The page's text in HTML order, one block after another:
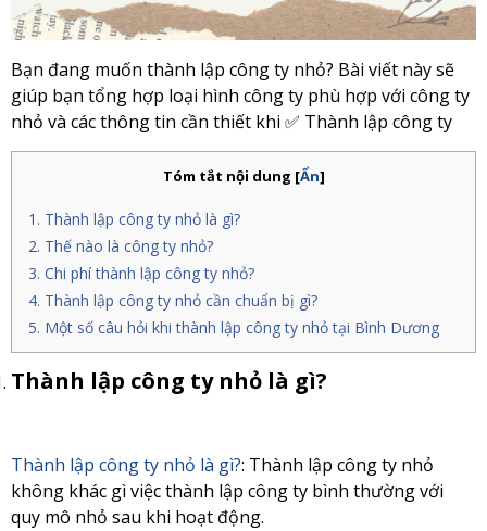
Bạn đang muốn thành lập công ty nhỏ? Bài viết này sẽ
giúp bạn tổng hợp loại hình công ty phù hợp với công ty
nhỏ và các thông tin cần thiết khi ✅ Thành lập công ty
Tóm tắt nội dung [Ẩn]
Thành lập công ty nhỏ là gì?
Thế nào là công ty nhỏ?
Chi phí thành lập công ty nhỏ?
Thành lập công ty nhỏ cần chuẩn bị gì?
Một số câu hỏi khi thành lập công ty nhỏ tại Bình Dương
Thành lập công ty nhỏ là gì?
Thành lập công ty nhỏ là gì?: Thành lập công ty nhỏ
không khác gì việc thành lập công ty bình thường với
quy mô nhỏ sau khi hoạt động.